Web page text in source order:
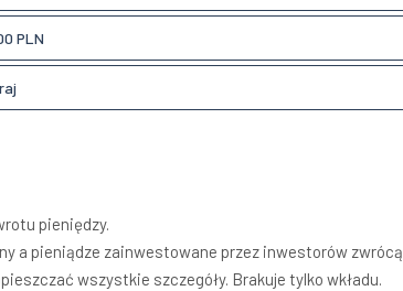
PLN
pieniędzy.
a pieniądze zainwestowane przez inwestorów zwrócą
wszystkie szczegóły. Brakuje tylko wkładu.